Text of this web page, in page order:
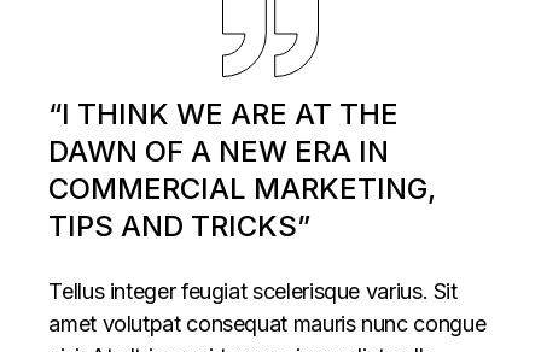
“I THINK WE ARE AT THE
DAWN OF A NEW ERA IN
COMMERCIAL MARKETING,
TIPS AND TRICKS”
Tellus integer feugiat scelerisque varius. Sit
amet volutpat consequat mauris nunc congue